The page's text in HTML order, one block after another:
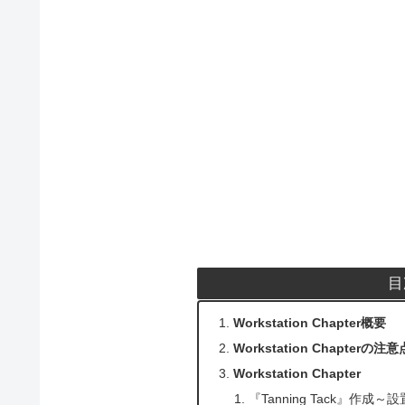
Workstation Chapter概要
Workstation Chapterの注意
Workstation Chapter
『Tanning Tack』作成～設